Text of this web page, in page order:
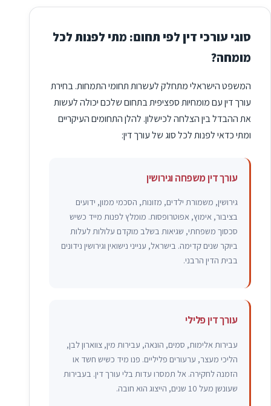
סוגי עורכי דין לפי תחום: מתי לפנות לכל
מומחה?
המשפט הישראלי מתחלק לעשרות תחומי התמחות. בחירת
עורך דין עם מומחיות ספציפית בתחום שלכם יכולה לעשות
את ההבדל בין הצלחה לכישלון. להלן התחומים העיקריים
ומתי כדאי לפנות לכל סוג של עורך דין:
עורך דין משפחה וגירושין
גירושין, משמורת ילדים, מזונות, הסכמי ממון, ידועים
בציבור, אימוץ, אפוטרופסות. מומלץ לפנות מייד כשיש
סכסוך משפחתי, שגיאות בשלב מוקדם עלולות לעלות
ביוקר שנים קדימה. בישראל, ענייני נישואין וגירושין נידונים
בבית הדין הרבני.
עורך דין פלילי
עבירות אלימות, סמים, הונאה, עבירות מין, צווארון לבן,
הליכי מעצר, ערעורים פליליים. פנו מיד כשיש חשד או
הזמנה לחקירה. אל תמסרו עדות בלי עורך דין. בעבירות
שעונשן מעל 10 שנים, הייצוג הוא חובה.